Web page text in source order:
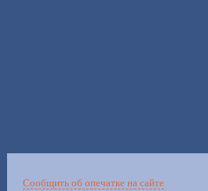
Сообщить об опечатке на сайте